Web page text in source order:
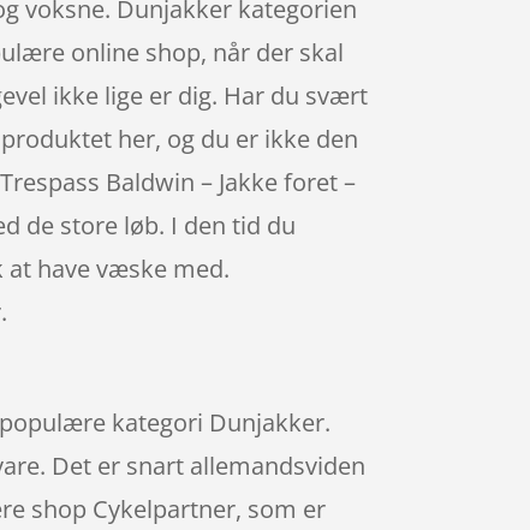
voksne. Dunjakker kategorien
online shop, når der skal
ikke lige er dig. Har du svært
her, og du er ikke den
Baldwin – Jakke foret –
de store løb. I den tid du
at have væske med.
kategori Dunjakker.
Det er snart allemandsviden
shop Cykelpartner, som er